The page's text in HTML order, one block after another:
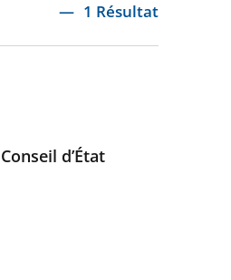
1 Résultat
d’État